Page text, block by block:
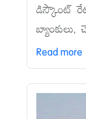
డిస్కౌంట్‌
బ్యాంకులు,
Read